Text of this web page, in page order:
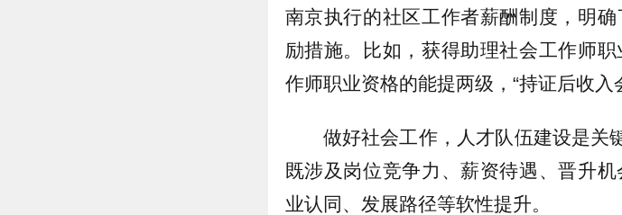
南京执行的社区工作者薪酬制度，明
励措施。比如，获得助理社会工作师
作师职业资格的能提两级，“持证后收入
做好社会工作，人才队伍建设是关
既涉及岗位竞争力、薪资待遇、晋升
业认同、发展路径等软性提升。